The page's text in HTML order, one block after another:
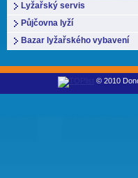
Lyžařský servis
Půjčovna lyží
Bazar lyžařského vybavení
© 2010